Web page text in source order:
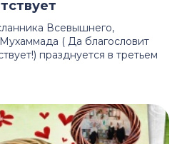
Всевышнего,
( Да благословит
празднуется в третьем